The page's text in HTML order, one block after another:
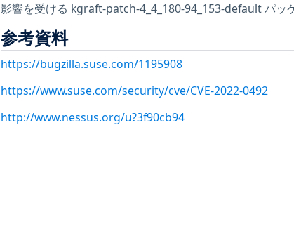
影響を受ける kgraft-patch-4_4_180-94_153-default パッ
参考資料
https://bugzilla.suse.com/1195908
https://www.suse.com/security/cve/CVE-2022-0492
http://www.nessus.org/u?3f90cb94